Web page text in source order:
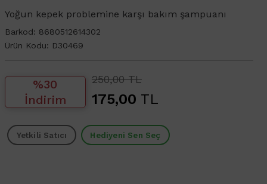
Yoğun kepek problemine karşı bakım şampuanı
Barkod: 8680512614302
Ürün Kodu: D30469
%30
İndirim
250,00 TL
175,00 TL
Yetkili Satıcı Hediyeni Sen Seç